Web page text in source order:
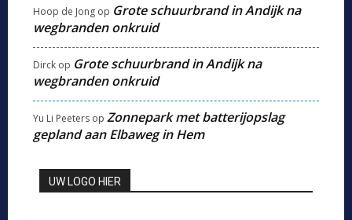
Hoop de Jong op Grote schuurbrand in Andijk na
wegbranden onkruid
Dirck op Grote schuurbrand in Andijk na
wegbranden onkruid
Yu Li Peeters op Zonnepark met batterijopslag
gepland aan Elbaweg in Hem
UW LOGO HIER